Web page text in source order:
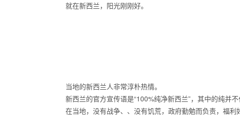
就在新西兰，阳光刚刚好。
当地的新西兰人非常淳朴热情。
新西兰的官方宣传语是“100%纯净新西兰”，其中的纯并
在当地，没有战争、、没有饥荒，政府勤勉而负责，福